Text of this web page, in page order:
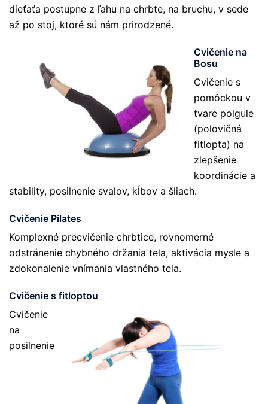
dieťaťa postupne z ľahu na chrbte, na bruchu, v sede
až po stoj, ktoré sú nám prirodzené.
Cvičenie na
Bosu
Cvičenie s
pomôckou v
tvare polgule
(polovičná
fitlopta) na
zlepšenie
koordinácie a
stability, posilnenie svalov, kĺbov a šliach.
Cvičenie Pilates
Komplexné precvičenie chrbtice, rovnomerné
odstránenie chybného držania tela, aktivácia mysle a
zdokonalenie vnímania vlastného tela.
Cvičenie s fitloptou
Cvičenie
na
posilnenie